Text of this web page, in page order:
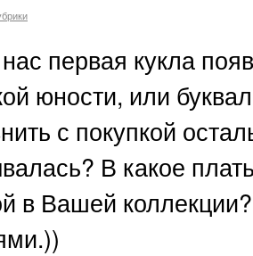
первая кукла
юности, или
с покупкой
В какое
в Вашей